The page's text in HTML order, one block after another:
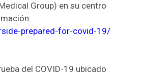
Group) en su centro
prepared-for-covid-19/
del COVID-19 ubicado